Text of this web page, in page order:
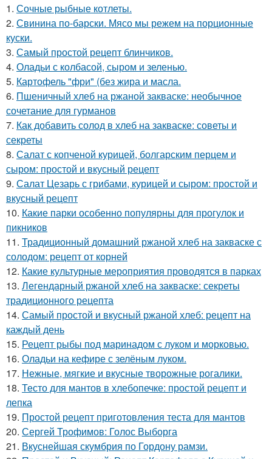
1. Сочные рыбные котлеты.
2. Свинина по-барски. Мясо мы режем на порционные
куски.
3. Самый простой рецепт блинчиков.
4. Оладьи с колбасой, сыром и зеленью.
5. Картофель "фри" (без жира и масла.
6. Пшеничный хлеб на ржаной закваске: необычное
сочетание для гурманов
7. Как добавить солод в хлеб на закваске: советы и
секреты
8. Салат с копченой курицей, болгарским перцем и
сыром: простой и вкусный рецепт
9. Салат Цезарь с грибами, курицей и сыром: простой и
вкусный рецепт
10. Какие парки особенно популярны для прогулок и
пикников
11. Традиционный домашний ржаной хлеб на закваске с
солодом: рецепт от корней
12. Какие культурные мероприятия проводятся в парках
13. Легендарный ржаной хлеб на закваске: секреты
традиционного рецепта
14. Самый простой и вкусный ржаной хлеб: рецепт на
каждый день
15. Рецепт рыбы под маринадом с луком и морковью.
16. Оладьи на кефире с зелёным луком.
17. Нежные, мягкие и вкусные творожные рогалики.
18. Тесто для мантов в хлебопечке: простой рецепт и
лепка
19. Простой рецепт приготовления теста для мантов
20. Сергей Трофимов: Голос Выборга
21. Вкуснейшая скумбрия по Гордону рамзи.